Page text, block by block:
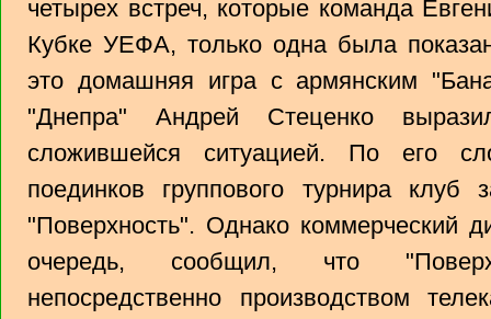
четырех встреч, которые команда
Кубке УЕФА, только одна была
это домашняя игра с армянским
"Днепра" Андрей Стеценко
сложившейся ситуацией. По его
поединков группового турнира
"Поверхность". Однако коммерческий
очередь, сообщил, что
непосредственно производством